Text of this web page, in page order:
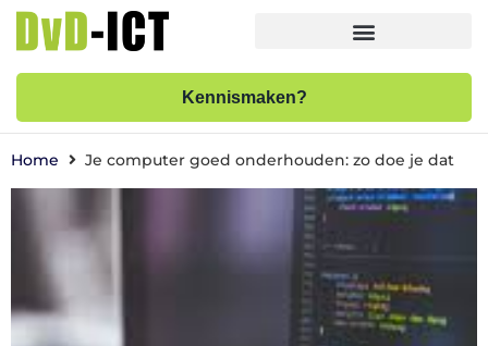
Kennismaken?
Home Je computer goed onderhouden: zo doe je dat